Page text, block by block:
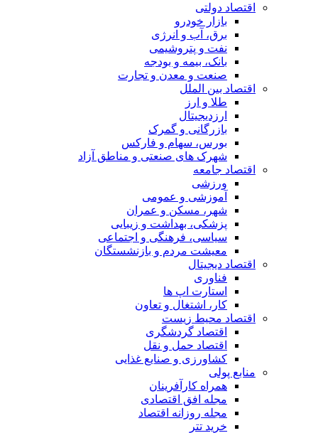
اقتصاد دولتی
بازار خودرو
برق، آب و انرژی
نفت و پتروشیمی
بانک، بیمه و بودجه
صنعت و معدن و تجارت
اقتصاد بین الملل
طلا و ارز
ارزدیجیتال
بازرگانی و گمرک
بورس، سهام و فارکس
شهرک های صنعتی و مناطق آزاد
اقتصاد جامعه
ورزشی
آموزشی و عمومی
شهر، مسکن و عمران
پزشکی، بهداشت و زیبایی
سیاسی، فرهنگی و اجتماعی
معیشت مردم و بازنشستگان
اقتصاد دیجیتال
فناوری
استارت اپ ها
کار، اشتغال و تعاون
اقتصاد محیط زیست
اقتصاد گردشگری
اقتصاد حمل و نقل
کشاورزی و صنایع غذایی
منابع پولی
همراه کارآفرینان
مجله افق اقتصادی
مجله روزانه اقتصاد
خرید تتر